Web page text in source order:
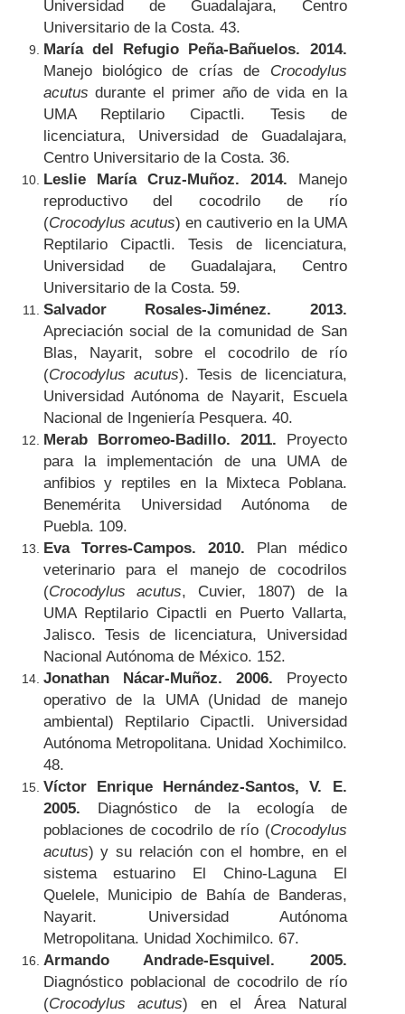
Universidad de Guadalajara, Centro
Universitario de la Costa. 43.
María del Refugio Peña-Bañuelos.
2014.
Manejo biológico de crías de Crocodylus
acutus durante el primer año de vida en la
UMA Reptilario Cipactli. Tesis de
licenciatura, Universidad de Guadalajara,
Centro Universitario de la Costa. 36.
Leslie María Cruz-Muñoz. 2014.
Manejo
reproductivo del cocodrilo de río
(Crocodylus acutus) en cautiverio en la UMA
Reptilario Cipactli. Tesis de licenciatura,
Universidad de Guadalajara, Centro
Universitario de la Costa. 59.
Salvador Rosales-Jiménez. 2013.
Apreciación social de la comunidad de San
Blas, Nayarit, sobre el cocodrilo de río
(Crocodylus acutus). Tesis de licenciatura,
Universidad Autónoma de Nayarit, Escuela
Nacional de Ingeniería Pesquera. 40.
Merab Borromeo-Badillo. 2011. Proyecto
para la implementación de una UMA de
anfibios y reptiles en la Mixteca Poblana.
Benemérita Universidad Autónoma de
Puebla. 109.
Eva Torres-Campos. 2010.
Plan médico
veterinario para el manejo de cocodrilos
(Crocodylus acutus, Cuvier, 1807) de la
UMA Reptilario Cipactli en Puerto Vallarta,
Jalisco. Tesis de licenciatura, Universidad
Nacional Autónoma de México. 152.
Jonathan Nácar-Muñoz. 2006.
Proyecto
operativo de la UMA (Unidad de manejo
ambiental) Reptilario Cipactli. Universidad
Autónoma Metropolitana. Unidad Xochimilco.
48.
Víctor Enrique Hernández-Santos, V. E.
2005. Diagnóstico de la ecología de
poblaciones de cocodrilo de río (Crocodylus
acutus) y su relación con el hombre, en el
sistema estuarino El Chino-Laguna El
Quelele, Municipio de Bahía de Banderas,
Nayarit. Universidad Autónoma
Metropolitana. Unidad Xochimilco. 67.
Armando Andrade-Esquivel.
2005.
Diagnóstico poblacional de cocodrilo de río
(Crocodylus acutus) en el Área Natural